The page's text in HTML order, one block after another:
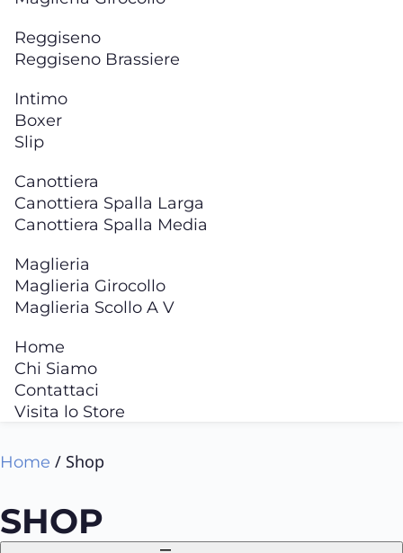
Reggiseno
Reggiseno Brassiere
Intimo
Boxer
Slip
Canottiera
Canottiera Spalla Larga
Canottiera Spalla Media
Maglieria
Maglieria Girocollo
Maglieria Scollo A V
Home
Chi Siamo
Contattaci
Visita lo Store
Home / Shop
SHOP